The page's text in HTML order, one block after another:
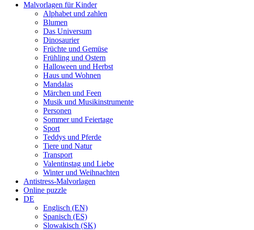
Malvorlagen für Kinder
Alphabet und zahlen
Blumen
Das Universum
Dinosaurier
Früchte und Gemüse
Frühling und Ostern
Halloween und Herbst
Haus und Wohnen
Mandalas
Märchen und Feen
Musik und Musikinstrumente
Personen
Sommer und Feiertage
Sport
Teddys und Pferde
Tiere und Natur
Transport
Valentinstag und Liebe
Winter und Weihnachten
Antistress-Malvorlagen
Online puzzle
DE
Englisch (EN)
Spanisch (ES)
Slowakisch (SK)